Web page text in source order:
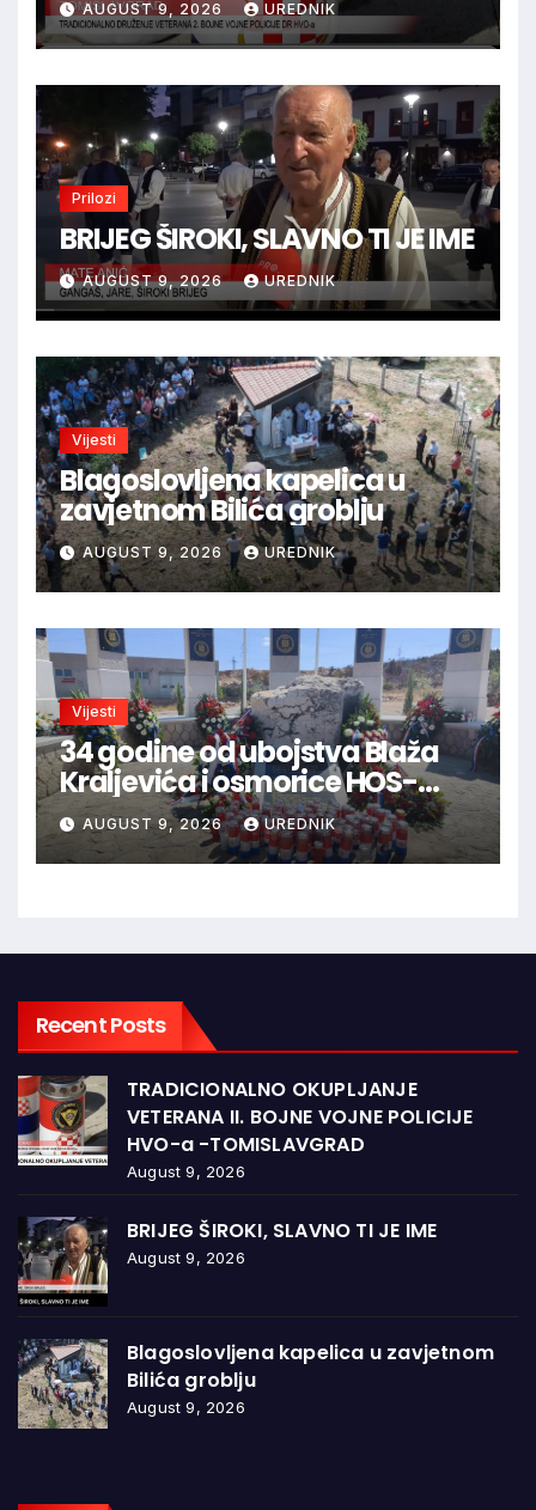
TOMISLAVGRAD
AUGUST 9, 2026 UREDNIK
Prilozi
BRIJEG ŠIROKI, SLAVNO TI JE IME
AUGUST 9, 2026 UREDNIK
Vijesti
Blagoslovljena kapelica u
zavjetnom Bilića groblju
AUGUST 9, 2026 UREDNIK
Vijesti
34 godine od ubojstva Blaža
Kraljevića i osmorice HOS-
ovaca: Danas najavljen novi
sudski postupak
AUGUST 9, 2026 UREDNIK
Recent Posts
TRADICIONALNO OKUPLJANJE
VETERANA II. BOJNE VOJNE POLICIJE
HVO-a -TOMISLAVGRAD
August 9, 2026
BRIJEG ŠIROKI, SLAVNO TI JE IME
August 9, 2026
Blagoslovljena kapelica u zavjetnom
Bilića groblju
August 9, 2026